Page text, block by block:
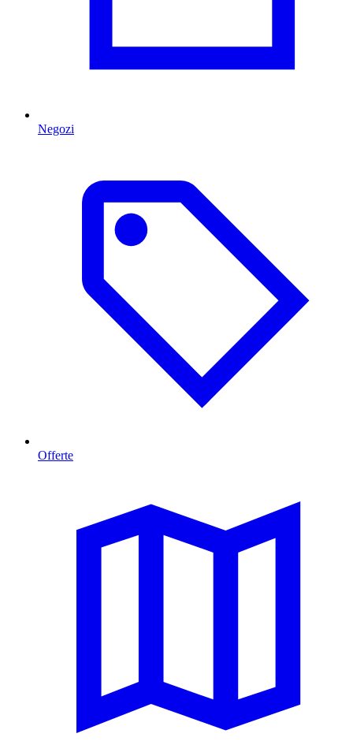
Negozi
Offerte